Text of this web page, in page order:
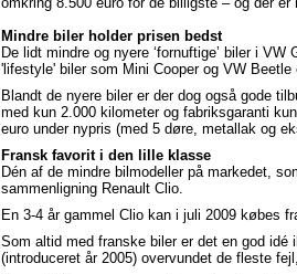
Mindre biler holder prisen bedst
De lidt mindre og nyere ‘fornuftige’ biler i
'lifestyle' biler som Mini Cooper og VW
Blandt de nyere biler er der dog også gode
med kun 2.000 kilometer og fabriksgaranti
euro under nypris (med 5 døre, metallak og
Fransk favorit i den lille klasse
Dén af de mindre bilmodeller på markedet,
sammenligning Renault Clio.
En 3-4 år gammel Clio kan i juli 2009 købes
Som altid med franske biler er det en god
(introduceret år 2005) overvundet de fleste